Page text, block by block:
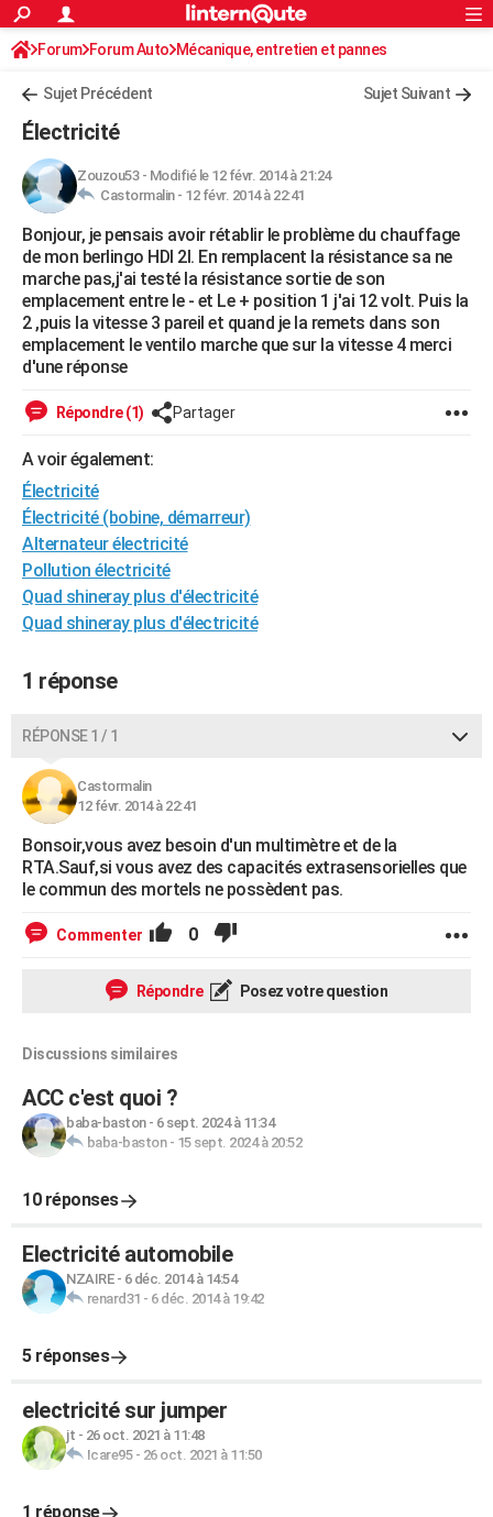
ACTUALITÉS
Politique
Société
Faits Divers
Education
Monde
Villes
+
FINANCE
Retraite
Impôts
Epargne
Immobilier
Risques naturels par ville
Banque
Assurance
Crédit
AUTO
Essais
Réserver un essai
Citadines
Berlines
SUV
Forum auto
+HIGH-TECH
Mobiles
Meilleur smartphone
Internet
Ordinateurs
Jeux vidéo
Guide high-tech
+BRICOLAGE
Forum
Aménagement intérieur
Extérieur
Cuisine
Salle de bains
Jardinage
Rangement
WEEK-END
Guides de France
Patrimoine
Expositions
Week-end nature
Art de vivre
Bien-être
Loisirs
Mode
Modes de vie
Alimentation
Guide de la santé
Maladies
Médicaments
Sommeil
Destinations
City break
Voyage nature
Voyage de noces
Forum
Climat
+PHOTO
GUIDES D'ACHAT
BONS PLANS
Carte de Noël
Carte Bonne année
Carte Saint-Valentin
Carte Pâques
Carte d'anniversaire
DICTIONNAIRE
Dictionnaire
Biographies
Citations
Expressions
Proverbes
PROGRAMME TV
COPAINS D'AVANT
S'inscrire
Se connecter
Lycées
Collèges
Primaires
Universités
Entreprises
Service militaire
Avis de recherche
FORUM
Rechercher
S'inscrire
Connexion
Forum Forum Auto Mécanique, entretien et pannes
Sujet Précédent Sujet Suivant
Électricité
Zouzou53- Modifié le 12 févr. 2014 à 21:24
Castormalin - 12 févr. 2014 à 22:41
Bonjour, je pensais avoir rétablir le problème du chauffage
de mon berlingo HDI 2l. En remplacent la résistance sa ne
marche pas,j'ai testé la résistance sortie de son
emplacement entre le - et Le + position 1 j'ai 12 volt. Puis la
2 ,puis la vitesse 3 pareil et quand je la remets dans son
emplacement le ventilo marche que sur la vitesse 4 merci
d'une réponse
Répondre (1) Partager
A voir également:
Électricité
Électricité (bobine, démarreur)
Alternateur électricité
Pollution électricité
Quad shineray plus d'électricité
Quad shineray plus d'électricité
1 réponse
RÉPONSE 1 / 1
Castormalin
12 févr. 2014 à 22:41
Bonsoir,vous avez besoin d'un multimètre et de la
RTA.Sauf,si vous avez des capacités extrasensorielles que
le commun des mortels ne possèdent pas.
Commenter 0
Répondre Posez votre question
Discussions similaires
ACC c'est quoi ?
baba-baston- 6 sept. 2024 à 11:34
baba-baston- 15 sept. 2024 à 20:52
10 réponses
Electricité automobile
NZAIRE- 6 déc. 2014 à 14:54
renard31 - 6 déc. 2014 à 19:42
5 réponses
electricité sur jumper
jt - 26 oct. 2021 à 11:48
Icare95- 26 oct. 2021 à 11:50
1 réponse